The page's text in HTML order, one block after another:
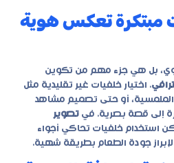
مبتكرة تعكس هوية
بل هي جزء مهم من تكوين
. اختيار خلفيات غير تقليدية مثل
الملمسية، أو حتى تصميم مشاهد
إلى قصة بصرية. في تصوير
استخدام خلفيات تحاكي أجواء
جودة الطعام بطريقة شهية.